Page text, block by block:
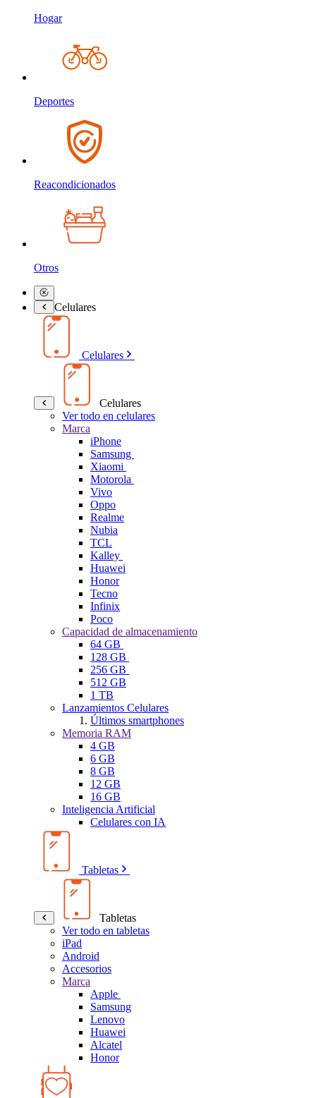
Hogar
Deportes
Reacondicionados
Otros
Celulares
Celulares
Celulares
Ver todo en celulares
Marca
iPhone
Samsung
Xiaomi
Motorola
Vivo
Oppo
Realme
Nubia
TCL
Kalley
Huawei
Honor
Tecno
Infinix
Poco
Capacidad de almacenamiento
64 GB
128 GB
256 GB
512 GB
1 TB
Lanzamientos Celulares
Últimos smartphones
Memoria RAM
4 GB
6 GB
8 GB
12 GB
16 GB
Inteligencia Artificial
Celulares con IA
Tabletas
Tabletas
Ver todo en tabletas
iPad
Android
Accesorios
Marca
Apple
Samsung
Lenovo
Huawei
Alcatel
Honor